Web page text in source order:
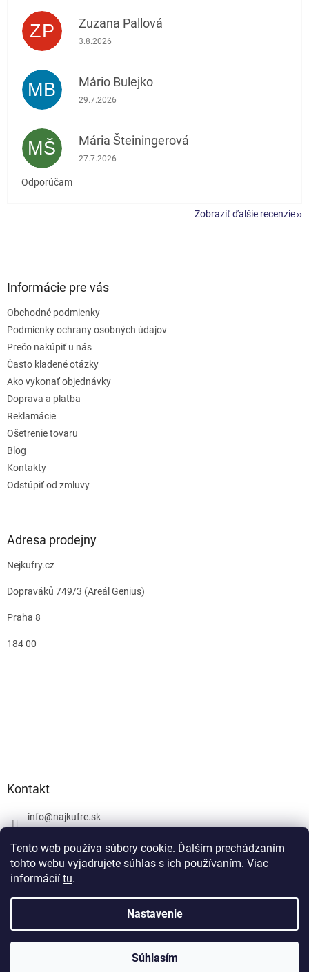
Tento web používa súbory cookie. Ďalším prechádzaním
tohto webu vyjadrujete súhlas s ich používaním. Viac
informácií tu.
Nastavenie
Súhlasím
ZP Zuzana Pallová
Hodnotenie obchodu je 5 z 5 hviezdičiek.
3.8.2026
MB Mário Bulejko
Hodnotenie obchodu je 5 z 5 hviezdičiek.
29.7.2026
MŠ Mária Šteiningerová
Hodnotenie obchodu je 5 z 5 hviezdičiek.
27.7.2026
Odporúčam
Zobraziť ďalšie recenzie
Informácie pre vás
Obchodné podmienky
Podmienky ochrany osobných údajov
Prečo nakúpiť u nás
Často kladené otázky
Ako vykonať objednávky
Doprava a platba
Reklamácie
Ošetrenie tovaru
Blog
Kontakty
Odstúpiť od zmluvy
Adresa prodejny
Nejkufry.cz
Dopraváků 749/3 (Areál Genius)
Praha 8
184 00
Kontakt
info@najkufre.sk
Facebook
Vytvoril Shoptet
najkufre.sk. Všetky práva vyhradené.